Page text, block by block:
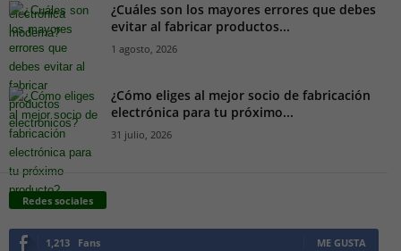
¿Cuáles son los mayores errores que debes
evitar al fabricar productos...
1 agosto, 2026
¿Cómo eliges al mejor socio de fabricación
electrónica para tu próximo...
31 julio, 2026
Redes sociales
1,213 Fans ME GUSTA